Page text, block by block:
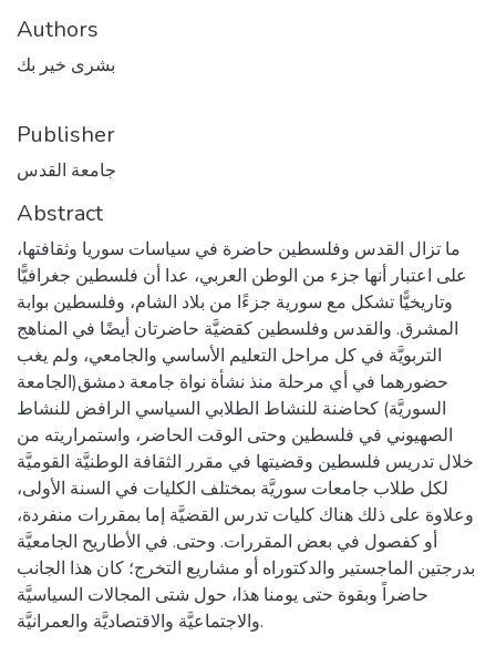
Authors
بشرى خير بك
Publisher
جامعة القدس
Abstract
ما تزال القدس وفلسطين حاضرة في سياسات سوريا وثقافتها،
على اعتبار أنها جزء من الوطن العربي، عدا أن فلسطين جغرافيًّا
وتاريخيًّا تشكل مع سورية جزءًا من بلاد الشام، وفلسطين بوابة
المشرق. والقدس وفلسطين كقضيَّة حاضرتان أيضًا في المناهج
التربويَّة في كل مراحل التعليم الأساسي والجامعي، ولم يغب
حضورهما في أي مرحلة منذ نشأة نواة جامعة دمشق(الجامعة
السوريَّة) كحاضنة للنشاط الطلابي السياسي الرافض للنشاط
الصهيوني في فلسطين وحتى الوقت الحاضر، واستمراريته من
خلال تدريس فلسطين وقضيتها في مقرر الثقافة الوطنيَّة القوميَّة
لكل طلاب جامعات سوريَّة بمختلف الكليات في السنة الأولى،
وعلاوة على ذلك هناك كليات تدرس القضيَّة إما بمقررات منفردة،
أو كفصول في بعض المقررات. وحتى. في الأطاريح الجامعيَّة
بدرجتين الماجستير والدكتوراه أو مشاريع التخرج؛ كان هذا الجانب
حاضراً وبقوة حتى يومنا هذا، حول شتى المجالات السياسيَّة
والاجتماعيَّة والاقتصاديَّة والعمرانيَّة.